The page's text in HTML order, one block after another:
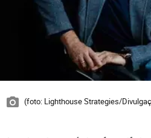
(foto: Lighthouse Strategies/